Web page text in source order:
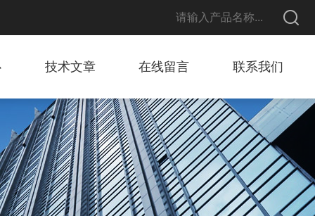
技术文章 在线留言 联系我们